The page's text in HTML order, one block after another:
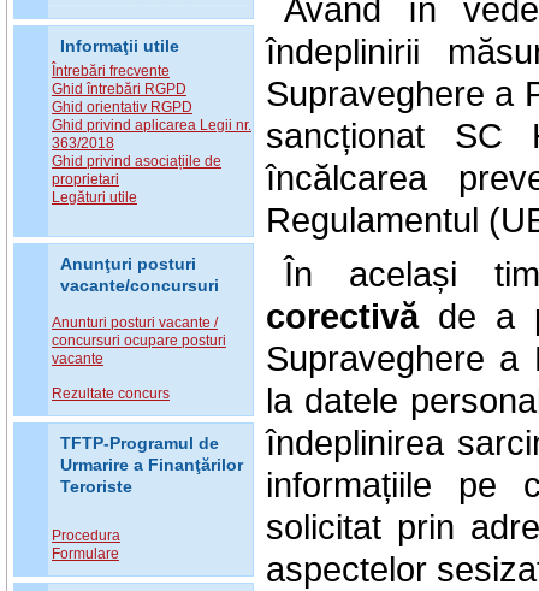
Informaţii utile
Întrebări frecvente
Ghid întrebări RGPD
Ghid orientativ RGPD
Ghid privind aplicarea Legii nr.
363/2018
Ghid privind asociațiile de
proprietari
Legături utile
Anunţuri posturi
vacante/concursuri
Anunturi posturi vacante /
concursuri ocupare posturi
vacante
Rezultate concurs
TFTP-Programul de
Urmarire a Finanţărilor
Teroriste
Procedura
Formulare
Având în
îndeplinirii
Supraveghere a
sancționat SC
încălcarea
Regulamentul
În același
corectivăde a
Supraveghere a
la datele
îndeplinirea
informațiile pe
solicitat prin
aspectelor